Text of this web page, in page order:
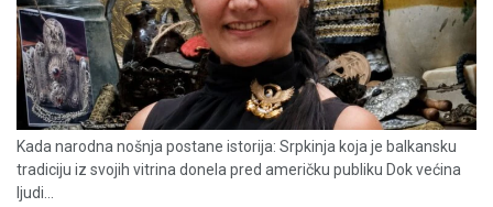
Kada narodna nošnja postane istorija: Srpkinja koja je balkansku
tradiciju iz svojih vitrina donela pred američku publiku Dok većina
ljudi...